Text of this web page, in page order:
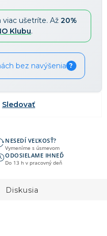
ušetríte. Až 20%
Klubu.
bez navýšenia ?
NESEDÍ VEĽKOSŤ?
Vymeníme s úsmevom
ODOSIELAME IHNEĎ
Do 13 h v pracovný deň
Diskusia